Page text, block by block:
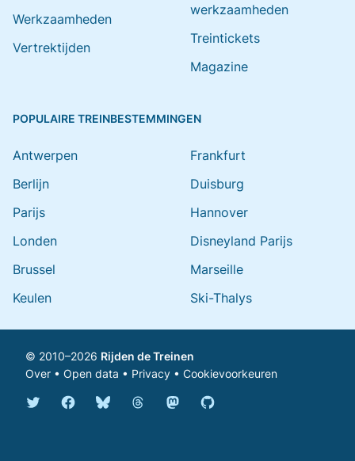
Werkzaamheden
Vertrektijden
werkzaamheden
Treintickets
Magazine
POPULAIRE TREINBESTEMMINGEN
Antwerpen
Berlijn
Parijs
Londen
Brussel
Keulen
Frankfurt
Duisburg
Hannover
Disneyland Parijs
Marseille
Ski-Thalys
© 2010–2026 Rijden de Treinen
Over • Open data • Privacy • Cookievoorkeuren